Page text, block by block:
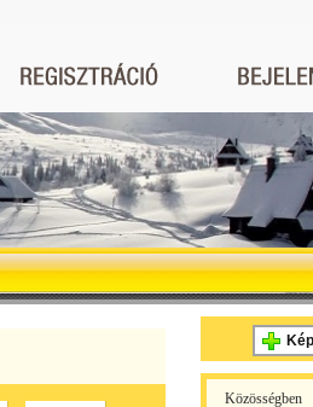
Közösségben